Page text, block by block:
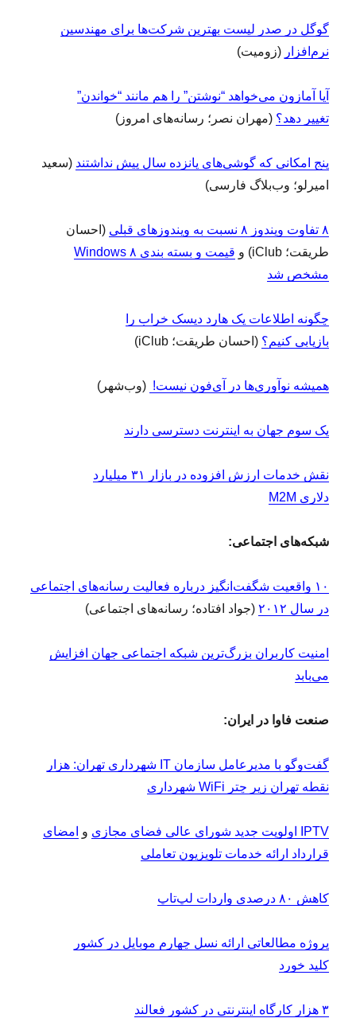
گوگل در صدر لیست بهترین شرکت‌ها برای مهندسین
نرم‌افزار (زومیت)
آیا آمازون می‌خواهد “نوشتن” را هم مانند “خواندن”
تغییر دهد؟ (مهران نصر؛ رسانه‌های امروز)
پنج امکانی که گوشی‌های پانزده سال پیش نداشتند (سعید
امیرلو؛ وب‌بلاگ فارسی)
۸ تفاوت ویندوز ۸ نسبت به ویندوزهای قبلی
(احسان
طریقت؛ iClub) و
قیمت و بسته بندی Windows ۸
مشخص شد
چگونه اطلاعات یک هارد دیسک خراب را
بازیابی کنیم؟ (احسان طریقت؛ iClub)
همیشه نوآوری‌ها در آی‌فون نیست! (وب‌شهر)
یک سوم جهان به اینترنت دسترسی دارند
نقش خدمات ارزش افزوده در بازار ۳۱ میلیارد
دلاری M2M
شبکه‌های اجتماعی:
۱۰ واقعیت شگفت‌انگیز درباره فعالیت رسانه‌های اجتماعی
در سال ۲۰۱۲
(جواد افتاده؛ رسانه‌های اجتماعی)
امنیت کاربران بزرگ‌ترین شبکه اجتماعی جهان افزایش
می‌بابد
صنعت فاوا در ایران:
گفت‌و‌گو با مدیرعامل سازمان IT شهرداری تهران: هزار
نقطه تهران زیر چتر WiFi شهرداری
IPTV اولویت جدید شورای عالی فضای مجازی و امضای
قرارداد ارائه خدمات تلویزیون تعاملی
کاهش ۸۰ درصدی واردات لپ‌تاپ
پروژه مطالعاتی ارائه نسل چهارم موبایل در کشور
کلید خورد
۳ هزار کارگاه اینترنتی در کشور فعالند